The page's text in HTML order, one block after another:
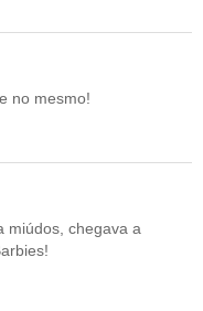
no mesmo!
miúdos, chegava a